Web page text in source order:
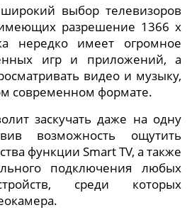
выбор телевизоров
разрешение 1366 x
нередко имеет огромное
игр и приложений, а
видео и музыку,
современном формате.
заскучать даже на одну
возможность ощутить
функции Smart TV, а также
подключения любых
среди которых